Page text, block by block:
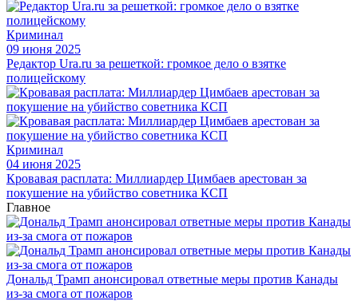
Криминал
09 июня 2025
Редактор Ura.ru за решеткой: громкое дело о взятке
полицейскому
Криминал
04 июня 2025
Кровавая расплата: Миллиардер Цимбаев арестован за
покушение на убийство советника КСП
Главное
Дональд Трамп анонсировал ответные меры против Канады
из-за смога от пожаров